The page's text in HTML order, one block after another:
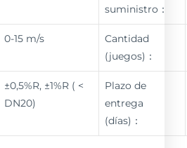
suministro：
0-15 m/s
Cantidad
(juegos)：
±0,5%R, ±1%R ( <
DN20)
Plazo de
entrega
(días)：